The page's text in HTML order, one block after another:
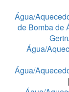
Água/
de Bomba de
Água/
Água/
|